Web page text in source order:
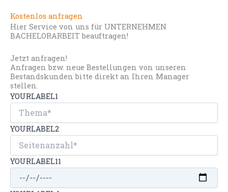
Kostenlos anfragen
Hier Service von uns für UNTERNEHMEN
BACHELORARBEIT beauftragen!
Jetzt anfragen!
Anfragen bzw. neue Bestellungen von unseren
Bestandskunden bitte direkt an Ihren Manager
stellen.
YOURLABEL1
YOURLABEL2
YOURLABEL11